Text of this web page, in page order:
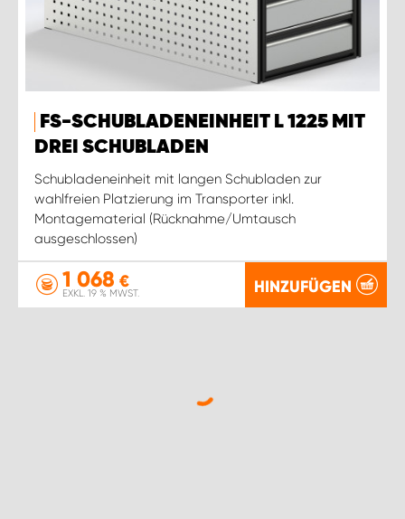
FS-SCHUBLADENEINHEIT L 1225 MIT
DREI SCHUBLADEN
Schubladeneinheit mit langen Schubladen zur
wahlfreien Platzierung im Transporter inkl.
Montagematerial (Rücknahme/Umtausch
ausgeschlossen)
1 068 €
EXKL. 19 % MWST. HINZUFÜGEN